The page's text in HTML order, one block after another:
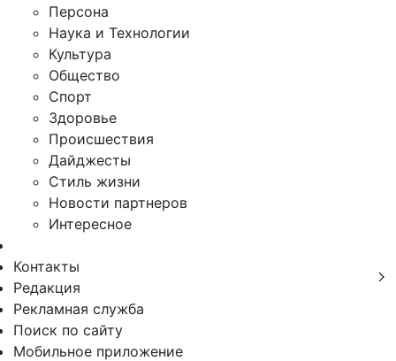
Персона
Наука и Технологии
Культура
Общество
Спорт
Здоровье
Происшествия
Дайджесты
Стиль жизни
Новости партнеров
Интересное
Контакты
Редакция
Рекламная служба
Поиск по сайту
Мобильное приложение